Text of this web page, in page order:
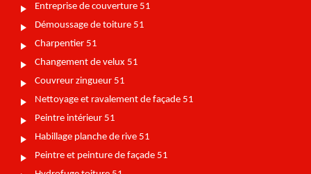
Entreprise de couverture 51
Démoussage de toiture 51
Charpentier 51
Changement de velux 51
Couvreur zingueur 51
Nettoyage et ravalement de façade 51
Peintre intérieur 51
Habillage planche de rive 51
Peintre et peinture de façade 51